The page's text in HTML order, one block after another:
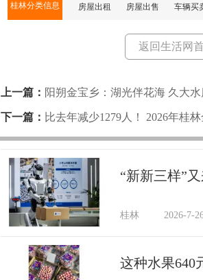
桂林分类信息 房屋出租 房屋出售 车辆买
返回生活网
上一篇： 阳朔金宝乡：湖光伴花海 久大
下一篇： 比去年减少1279人！ 2026年桂
“新新三样”
桂林 2026-7-
这种水果640